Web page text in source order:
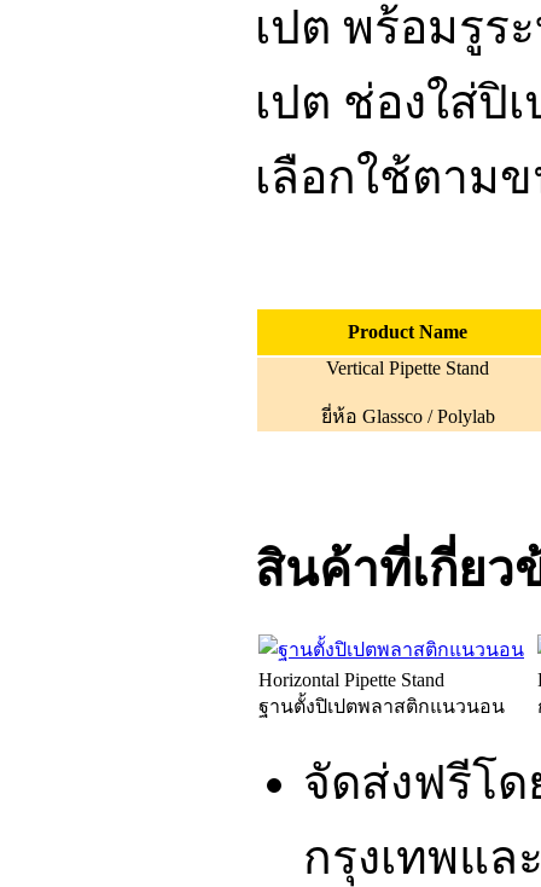
เปต พร้อมรูร
เปต ช่องใส่ปิ
เลือกใช้ตาม
Product Name
Vertical Pipette Stand
ยี่ห้อ Glassco / Polylab
สินค้าที่เกี่ยว
Horizontal Pipette Stand
ฐานตั้งปิเปตพลาสติกแนวนอน
จัดส่งฟรีโ
กรุงเทพแ